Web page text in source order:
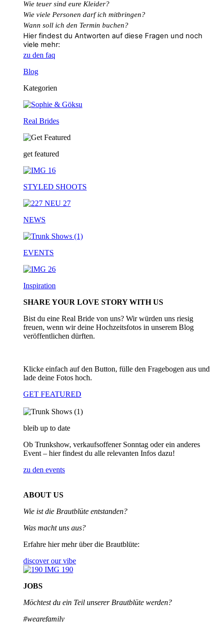
Wie teuer sind eure Kleider?
Wie viele Personen darf ich mitbringen?
Wann soll ich den Termin buchen?
Hier findest du Antworten auf diese Fragen und noch
viele mehr:
zu den faq
Blog
Kategorien
Real Brides
get featured
STYLED SHOOTS
NEWS
EVENTS
Inspiration
SHARE YOUR LOVE STORY WITH US
Bist du eine Real Bride von uns? Wir würden uns riesig
freuen, wenn wir deine Hochzeitsfotos in unserem Blog
veröffentlichen dürften.
Klicke einfach auf den Button, fülle den Fragebogen aus und
lade deine Fotos hoch.
GET FEATURED
bleib up to date
Ob Trunkshow, verkaufsoffener Sonntag oder ein anderes
Event – hier findest du alle relevanten Infos dazu!
zu den events
ABOUT US
Wie ist die Brautblüte entstanden?
Was macht uns aus?
Erfahre hier mehr über die Brautblüte:
discover our vibe
JOBS
Möchtest du ein Teil unsererBrautblüte werden?
#wearefamily